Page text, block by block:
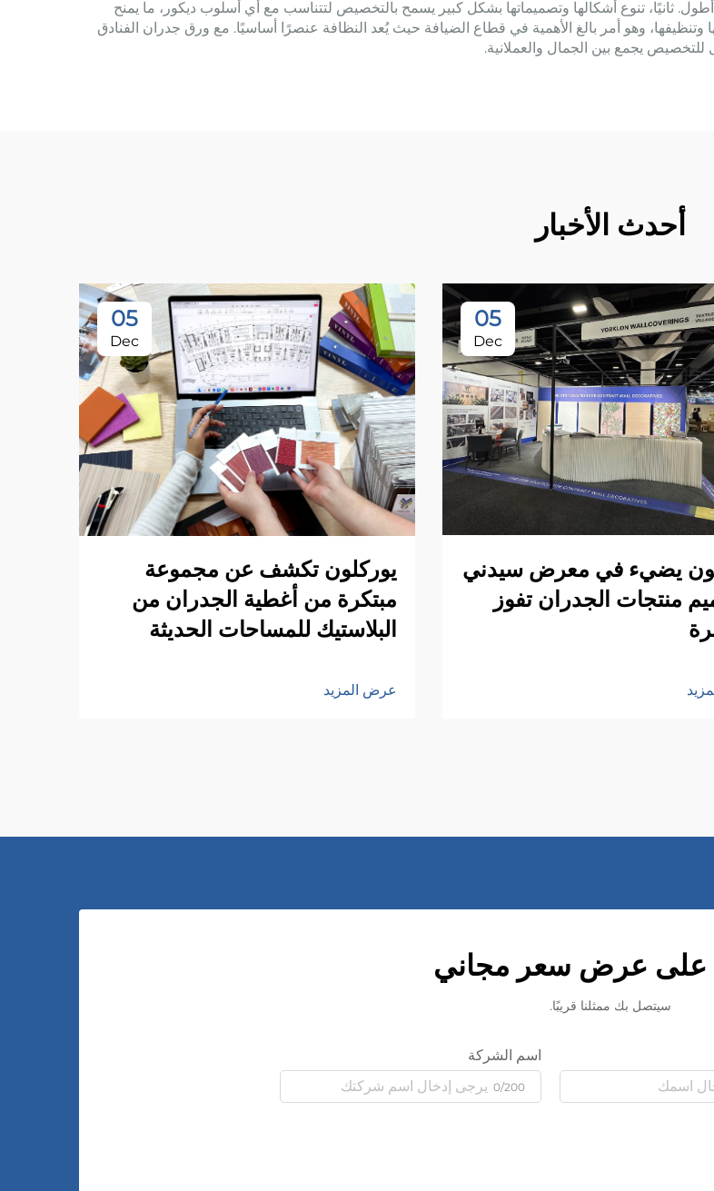
ثانيًا، تنوع أشكالها وتصميماتها بشكل كبير يسمح بالتخصيص لتتناسب مع أي أسلوب ديكور، ما يمنح
وتنظيفها، وهو أمر بالغ الأهمية في قطاع الضيافة حيث يُعد النظافة عنصرًا أساسيًا. مع ورق جدران الفنادق
للتخصيص يجمع بين الجمال والعملانية.
أحدث الأخبار
05
Dec
يضيء في معرض سيدني
منتجات الجدران تفوز
05
Dec
يوركلون تكشف عن مجموعة
مبتكرة من أغطية الجدران من
البلاستيك للمساحات الحديثة
عرض المزيد
عرض سعر مجاني
سيتصل بك ممثلنا قريبًا.
اسم الشركة
0/200